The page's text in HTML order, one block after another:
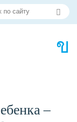
–